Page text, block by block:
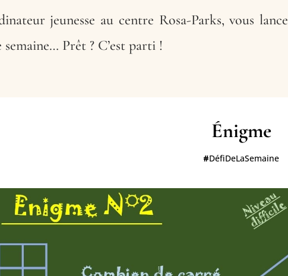
jeunesse au centre Rosa-Parks, vous lance
Prêt ? C’est parti !
Énigme
#DéfiDeLaSemaine